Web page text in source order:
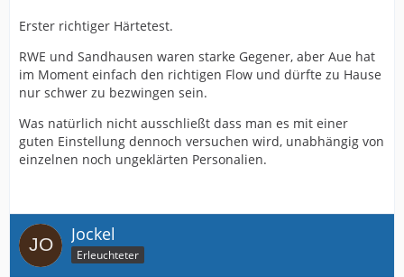
Erster richtiger Härtetest.
RWE und Sandhausen waren starke Gegener, aber Aue hat
im Moment einfach den richtigen Flow und dürfte zu Hause
nur schwer zu bezwingen sein.
Was natürlich nicht ausschließt dass man es mit einer
guten Einstellung dennoch versuchen wird, unabhängig von
einzelnen noch ungeklärten Personalien.
Jockel
Erleuchteter